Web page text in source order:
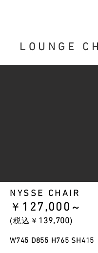
LOUNGE
​￥ 127,000 ～
​(税込￥ 139,700)
W745 D855 H765 SH415
NYSSE CHAIR